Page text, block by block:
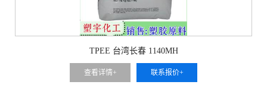
TPEE 台湾长春 1140MH
查看详情+ 联系报价+